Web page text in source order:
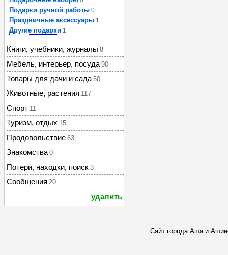
Подарки ручной работы 0
Праздничные аксессуары 1
Другие подарки 1
Книги, учебники, журналы 8
Мебель, интерьер, посуда 90
Товары для дачи и сада 50
Животные, растения 117
Спорт 11
Туризм, отдых 15
Продовольствие 63
Знакомства 0
Потери, находки, поиск 3
Сообщения 20
удалить
Сайт города Аша и